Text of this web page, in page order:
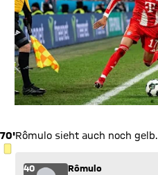
70'
GELBE KARTE
Rômulo sieht auch noch gelb.
40 Rômulo